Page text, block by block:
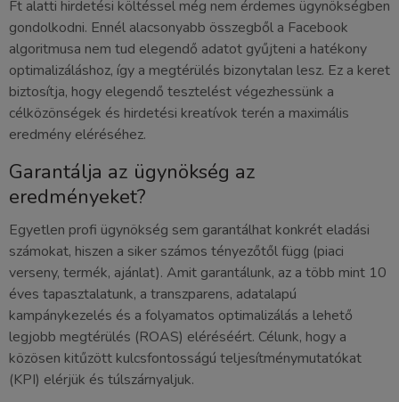
Ft alatti hirdetési költéssel még nem érdemes ügynökségben
gondolkodni. Ennél alacsonyabb összegből a Facebook
algoritmusa nem tud elegendő adatot gyűjteni a hatékony
optimalizáláshoz, így a megtérülés bizonytalan lesz. Ez a keret
biztosítja, hogy elegendő tesztelést végezhessünk a
célközönségek és hirdetési kreatívok terén a maximális
eredmény eléréséhez.
Garantálja az ügynökség az
eredményeket?
Egyetlen profi ügynökség sem garantálhat konkrét eladási
számokat, hiszen a siker számos tényezőtől függ (piaci
verseny, termék, ajánlat). Amit garantálunk, az a több mint 10
éves tapasztalatunk, a transzparens, adatalapú
kampánykezelés és a folyamatos optimalizálás a lehető
legjobb megtérülés (ROAS) eléréséért. Célunk, hogy a
közösen kitűzött kulcsfontosságú teljesítménymutatókat
(KPI) elérjük és túlszárnyaljuk.